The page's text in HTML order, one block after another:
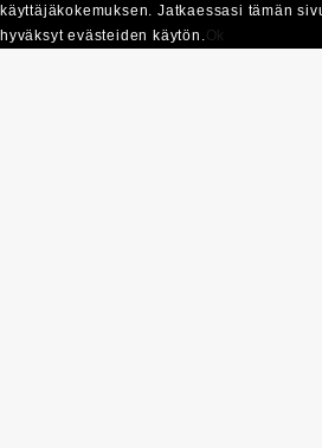
käyttäjäkokemuksen. Jatkaessasi tämän
hyväksyt evästeiden käytön. Ok